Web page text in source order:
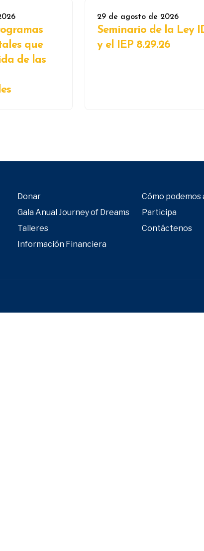
que
de las
29 de agosto de 2026
Seminario de la Ley
y el IEP 8.29.26
Donar
Gala Anual Journey of Dreams
Talleres
Información Financiera
Cómo podemos
Participa
Contáctenos